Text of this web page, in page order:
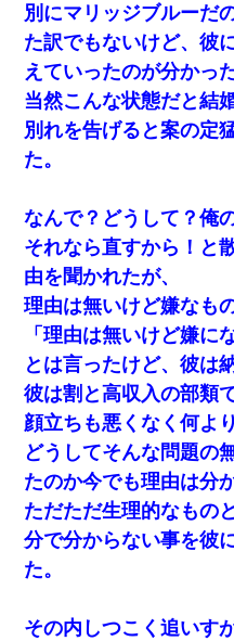
別にマリッジブルーだ
た訳でもないけど、彼
えていったのが分かった
当然こんな状態だと結
別れを告げると案の定
た。
なんで？どうして？俺
それなら直すから！と
由を聞かれたが、
理由は無いけど嫌なも
「理由は無いけど嫌に
とは言ったけど、彼は
彼は割と高収入の部類
顔立ちも悪くなく何よ
どうしてそんな問題の
たのか今でも理由は分
ただただ生理的なもの
分で分からない事を彼
た。
その内しつこく追いす